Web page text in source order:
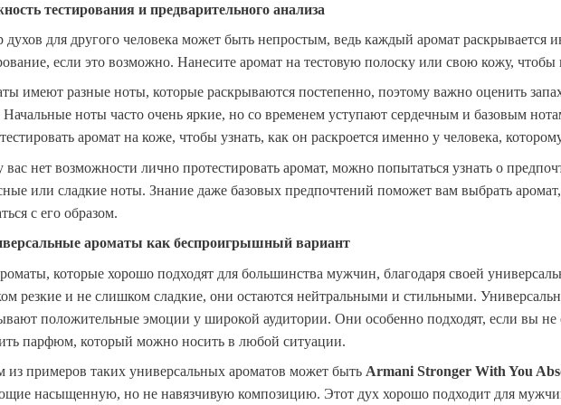
тестирования и предварительного анализа
для другого человека может быть непростым, ведь каждый аромат раскрывается
если это возможно. Нанесите аромат на тестовую полоску или свою кожу, чтобы
имеют разные ноты, которые раскрываются постепенно, поэтому важно оценить
Начальные ноты часто очень яркие, но со временем уступают сердечным и базовым
аромат на коже, чтобы узнать, как он раскроется именно у человека,
вас нет возможности лично протестировать аромат, можно попытаться узнать о
или сладкие ноты. Знание даже базовых предпочтений поможет вам выбрать
с его образом.
ароматы как беспроигрышный вариант
которые хорошо подходят для большинства мужчин, благодаря своей
резкие и не слишком сладкие, они остаются нейтральными и стильными.
положительные эмоции у широкой аудитории. Они особенно подходят, если вы не
парфюм, который можно носить в любой ситуации.
примеров таких универсальных ароматов может быть Armani Stronger With You
насыщенную, но не навязчивую композицию. Этот дух хорошо подходит для